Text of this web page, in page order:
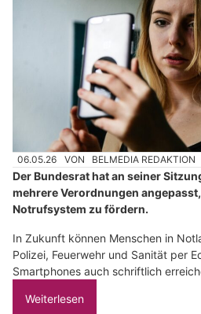
06.05.26 VON BELMEDIA REDAKTION
Der Bundesrat hat an seiner
mehrere Verordnungen
Notrufsystem zu fördern.
In Zukunft können Menschen in
Polizei, Feuerwehr und Sanität per
Smartphones auch schriftlich
Weiterlesen